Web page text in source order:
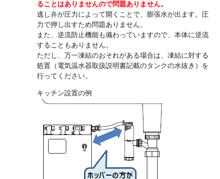
ることはありませんので問題ありません。
逃し弁が圧力によって開くことで、膨張水が出ます。圧
力で押し出すため問題ありません。
また、逆流防止機能も備わっていますので、本体に逆流
することもありません。
ただし、万一凍結のおそれがある場合は、凍結に対する
処置（電気温水器取扱説明書記載のタンクの水抜き）を
行ってください。
キッチン設置の例